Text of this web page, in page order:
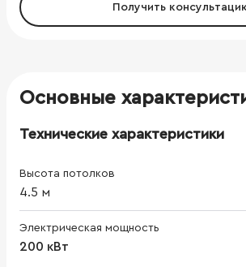
Получить
Основные
Технические характеристики
Высота потолков
4.5 м
Электрическая мощность
200 кВт